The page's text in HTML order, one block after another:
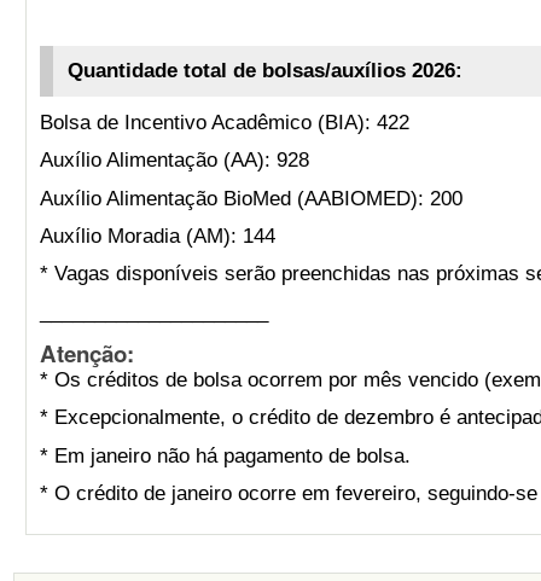
Quantidade total de bolsas/auxílios 2026:
Bolsa de Incentivo Acadêmico (BIA): 422
Auxílio Alimentação (AA): 928
Auxílio Alimentação BioMed (AABIOMED): 200
Auxílio Moradia (AM): 144
* Vagas disponíveis serão preenchidas nas próximas
Atenção:
* Os créditos de bolsa ocorrem por mês vencido
* Excepcionalmente, o crédito de dezembro é
* Em janeiro não há pagamento de bolsa.
* O crédito de janeiro ocorre em fevereiro, seguindo-